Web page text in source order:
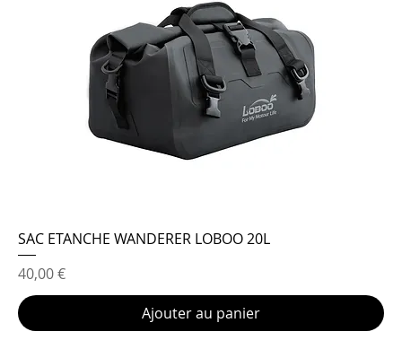
SAC ETANCHE WANDERER LOBOO 20L
Prix
40,00 €
Ajouter au panier